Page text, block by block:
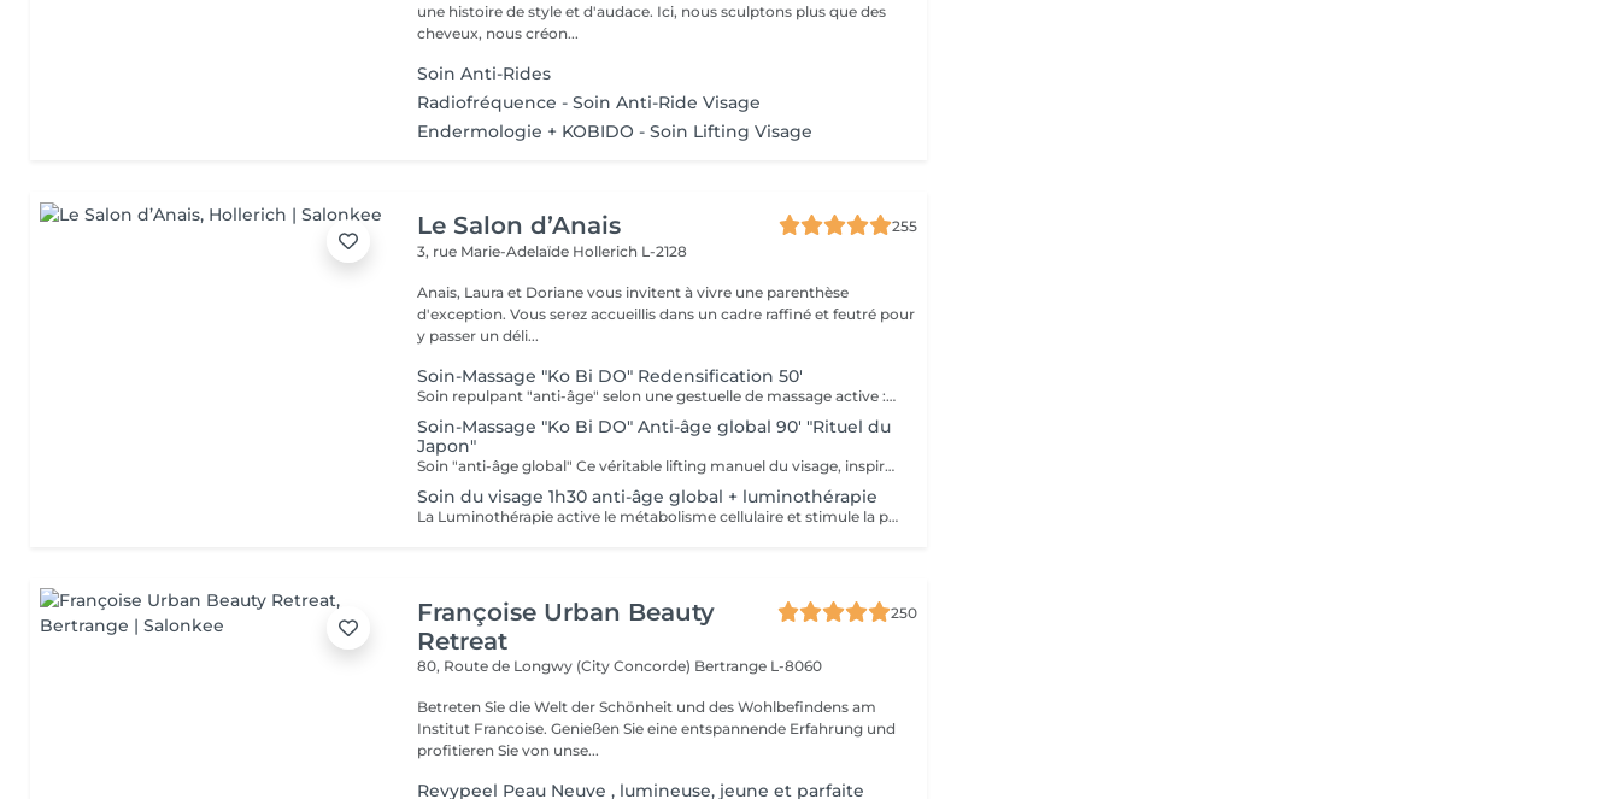
une histoire de style et d'audace. Ici, nous sculptons plus que des
cheveux, nous créon...
Soin Anti-Rides
Radiofréquence - Soin Anti-Ride Visage
Endermologie + KOBIDO - Soin Lifting Visage
Le Salon d’Anais
255
3, rue Marie-Adelaïde Hollerich L-2128
Anais, Laura et Doriane vous invitent à vivre une parenthèse
d'exception. Vous serez accueillis dans un cadre raffiné et feutré pour
y passer un déli...
Soin-Massage "Ko Bi DO" Redensification 50'
Soin repulpant "anti-âge" selon une gestuelle de massage active : le Ko-Bi-Do. Véritable lifting naturel du visage inspiré d'un rituel japonais associé à notre principe de Dermaponcture pour lisser efficacement les traits et tonifier le cou. Durant ce soin, nous utiliserons les produits spécifiques aux besoin de votre peau.
Soin-Massage "Ko Bi DO" Anti-âge global 90' "Rituel du
Japon"
Soin "anti-âge global" Ce véritable lifting manuel du visage, inspiré du massage japonais "Ko Bi Do"est associé à complexe anti-âge unique. vous retrouvez une peau tonifiée lissée et repulpée. et associés d'un masque aux vertus régénérantes, agit en profondeur sur les rides, la fermeté, les taches pigmentaires et l'éclat, et insiste sur le contour des yeux, la bouche, le décolleté. Vous retrouvé
Soin du visage 1h30 anti-âge global + luminothérapie
La Luminothérapie active le métabolisme cellulaire et stimule la production de collagène et d'élastine. Au l des séances, la peau retrouve élasticité et éclat, les cicatrices s'atténuent, l'acné guérit. Le résultat est visible très rapidement. Les résultats attendus peuvent varier en fonction de chaque individu. Des études montrent en effet que la peau semble plus jeune et les rides plus atténuées dès la première utilisation de cette technologie. La lumière LED bleue est particulièrement efficace pour prévenir les éruptions cutanées puisqu'elle détruit les bactéries responsables de l'acné directement dans le derme. C'est scientifiquement prouvé !
Françoise Urban Beauty
Retreat
250
80, Route de Longwy (City Concorde) Bertrange L-8060
Betreten Sie die Welt der Schönheit und des Wohlbefindens am
Institut Francoise. Genießen Sie eine entspannende Erfahrung und
profitieren Sie von unse...
Revypeel Peau Neuve , lumineuse, jeune et parfaite